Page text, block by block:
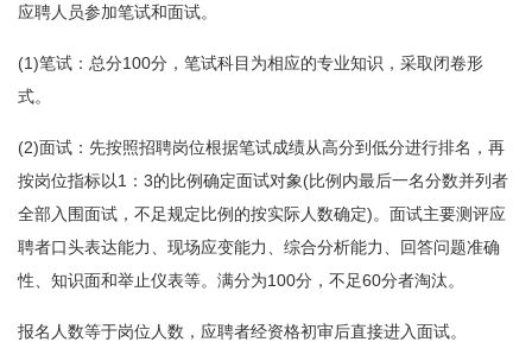
应聘人员参加笔试和面试。
(1)笔试：总分100分，笔试科目为相应的专业知识，采取闭卷形
式。
(2)面试：先按照招聘岗位根据笔试成绩从高分到低分进行排名，再
按岗位指标以1：3的比例确定面试对象(比例内最后一名分数并列者
全部入围面试，不足规定比例的按实际人数确定)。面试主要测评应
聘者口头表达能力、现场应变能力、综合分析能力、回答问题准确
性、知识面和举止仪表等。满分为100分，不足60分者淘汰。
报名人数等于岗位人数，应聘者经资格初审后直接进入面试。